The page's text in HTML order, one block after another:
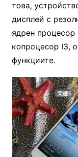
това,
дисплей с
ядрен процесор
копроцесор I3,
функциите.